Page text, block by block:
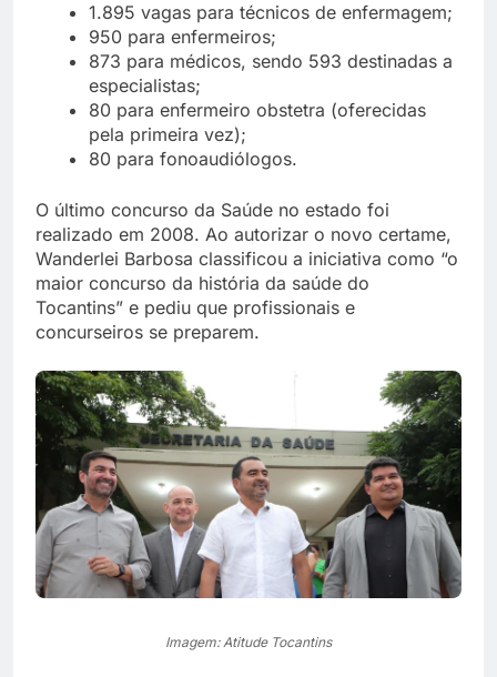
1.895 vagas para técnicos de enfermagem;
950 para enfermeiros;
873 para médicos, sendo 593 destinadas a
especialistas;
80 para enfermeiro obstetra (oferecidas
pela primeira vez);
80 para fonoaudiólogos.
O último concurso da Saúde no estado foi
realizado em 2008. Ao autorizar o novo certame,
Wanderlei Barbosa classificou a iniciativa como “o
maior concurso da história da saúde do
Tocantins” e pediu que profissionais e
concurseiros se preparem.
Imagem: Atitude Tocantins